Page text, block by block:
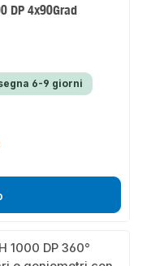
DP 4x90Grad
6-9 giorni